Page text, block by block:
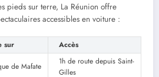
pieds sur terre, La Réunion offre
accessibles en voiture :
sur Accès
de Mafate
1h de route depuis Saint-
Gilles